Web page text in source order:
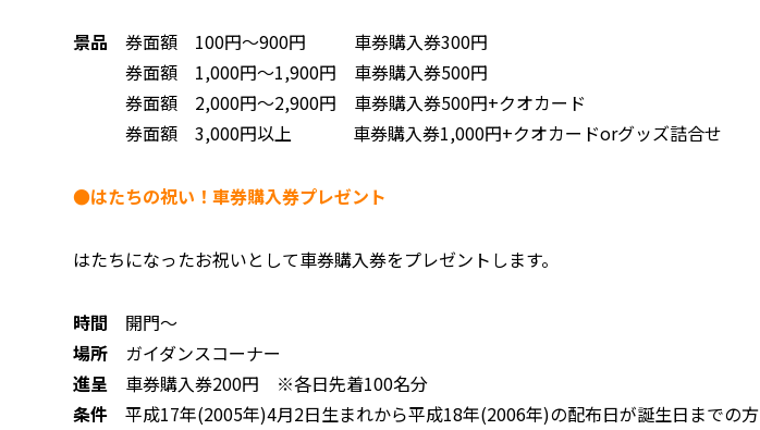
景品 券面額 100円～900円 車券購入券300円
券面額 1,000円～1,900円 車券購入券500円
券面額 2,000円～2,900円 車券購入券500円+クオカード
券面額 3,000円以上 車券購入券1,000円+クオカードorグッズ詰合せ
●はたちの祝い！車券購入券プレゼント
はたちになったお祝いとして車券購入券をプレゼントします。
時間 開門～
場所 ガイダンスコーナー
進呈 車券購入券200円 ※各日先着100名分
条件 平成17年(2005年)4月2日生まれから平成18年(2006年)の配布日が誕生日までの方